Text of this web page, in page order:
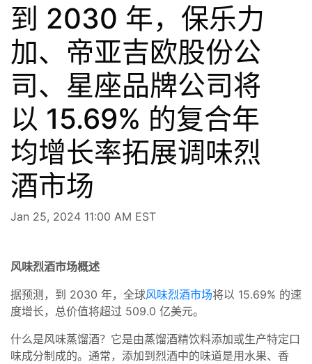
到 2030 年，保乐力
加、帝亚吉欧股份公
司、星座品牌公司将
以 15.69% 的复合年
均增长率拓展调味烈
酒市场
Jan 25, 2024 11:00 AM EST
风味烈酒市场概述
据预测，到 2030 年，全球风味烈酒市场将以 15.69% 的速
度增长，总价值将超过 509.0 亿美元。
什么是风味蒸馏酒？它是由蒸馏酒精饮料添加或生产特定口
味成分制成的。通常，添加到烈酒中的味道是用水果、香